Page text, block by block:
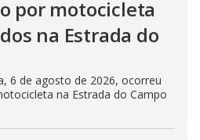
por motocicleta
na Estrada do
6 de agosto de 2026, ocorreu
na Estrada do Campo